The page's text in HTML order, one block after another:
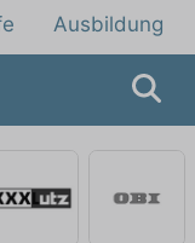
Ausbildung